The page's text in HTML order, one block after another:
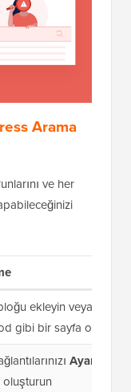
Arama
ve her
ekleyin veya
gibi bir sayfa
Ayarlar »